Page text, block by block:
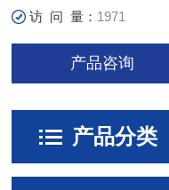
访 问 量： 1971
产品咨询
产品分类